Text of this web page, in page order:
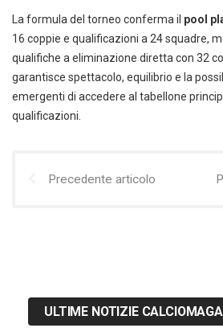
La formula del torneo conferma il pool
16 coppie e qualificazioni a 24 squadre,
qualifiche a eliminazione diretta con 32
garantisce spettacolo, equilibrio e la
emergenti di accedere al tabellone
qualificazioni.
Precedente articolo
ULTIME NOTIZIE